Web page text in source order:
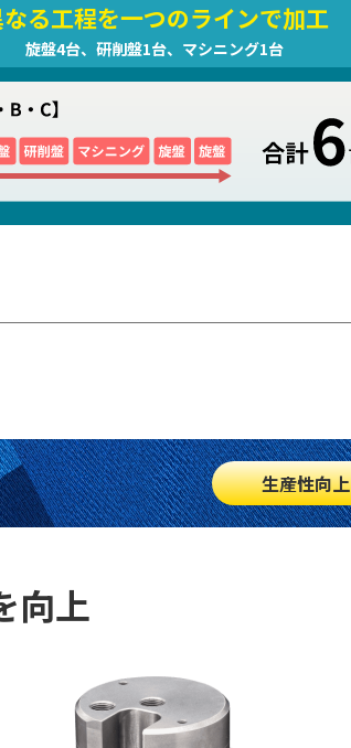
る工程を一つのラインで加工
旋盤4台、研削盤1台、マシニング1台
生産性向上
向上